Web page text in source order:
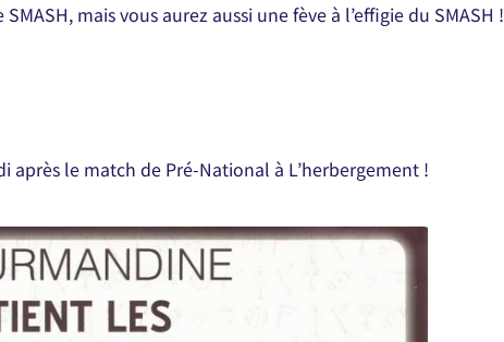
mais vous aurez aussi une fève à l’effigie du SMASH !
après le match de Pré-National à L’herbergement !